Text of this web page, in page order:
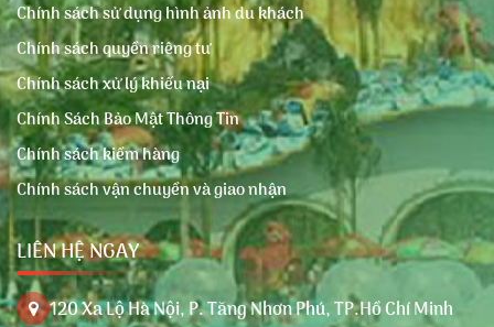
Chính sách sử dụng hình ảnh du khách
Chính sách quyền riêng tư
Chính sách xử lý khiếu nại
Chính Sách Bảo Mật Thông Tin
Chính sách kiểm hàng
Chính sách vận chuyển và giao nhận
LIÊN HỆ NGAY
120 Xa Lộ Hà Nội, P. Tăng Nhơn Phú, TP.Hồ Chí Minh